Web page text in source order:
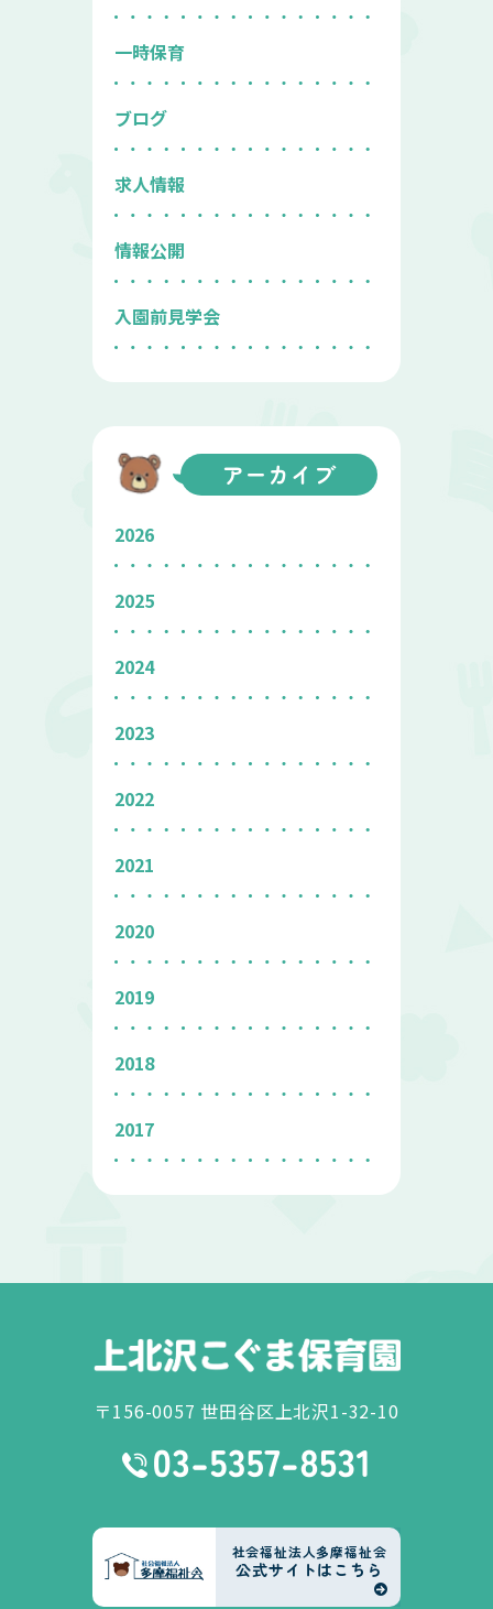
一時保育
ブログ
求人情報
情報公開
入園前見学会
アーカイブ
2026
2025
2024
2023
2022
2021
2020
2019
2018
2017
〒156-0057 世田谷区上北沢1-32-10
社会福祉法人多摩福祉会
公式サイトはこちら